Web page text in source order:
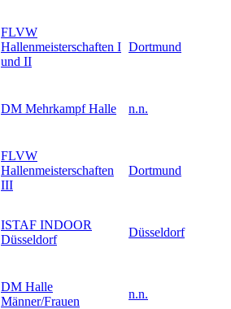
FLVW
Hallenmeisterschaften I
und II
Dortmund
DM Mehrkampf Halle n.n.
FLVW
Hallenmeisterschaften
III
Dortmund
ISTAF INDOOR
Düsseldorf
Düsseldorf
DM Halle
Männer/Frauen
n.n.